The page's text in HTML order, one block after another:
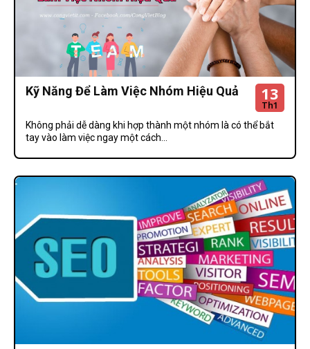
Kỹ Năng Để Làm Việc Nhóm Hiệu Quả 13
Th1
Không phải dễ dàng khi hợp thành một nhóm là có thể bắt
tay vào làm việc ngay một cách...